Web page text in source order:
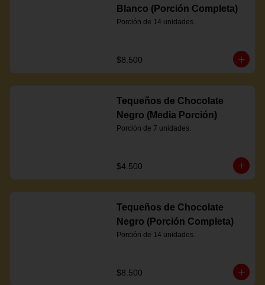
Blanco (Porción Completa)
Porción de 14 unidades.
$8.500
Tequeños de Chocolate
Negro (Media Porción)
Porción de 7 unidades.
$4.500
Tequeños de Chocolate
Negro (Porción Completa)
Porción de 14 unidades.
$8.500